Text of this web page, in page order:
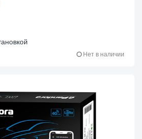
Нет в наличии